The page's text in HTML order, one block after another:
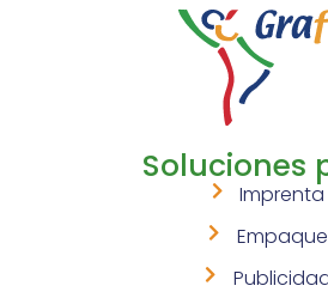
Soluciones
Imprenta
Empaque